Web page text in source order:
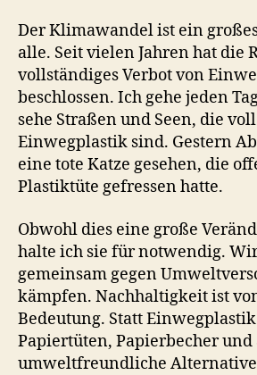
Der Klimawandel ist ein
alle. Seit vielen Jahren hat die
vollständiges Verbot von
beschlossen. Ich gehe jeden
sehe Straßen und Seen, die
Einwegplastik sind. Gestern
eine tote Katze gesehen, die
Plastiktüte gefressen hatte.
Obwohl dies eine große
halte ich sie für notwendig.
gemeinsam gegen
kämpfen. Nachhaltigkeit ist
Bedeutung. Statt
Papiertüten, Papierbecher und
umweltfreundliche